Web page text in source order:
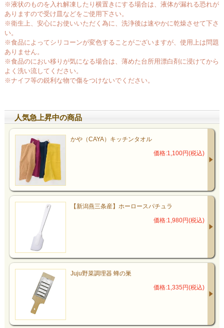
※液状のものを入れ解凍したり横置きにする場合は、液体が漏れる恐れが
ありますので受け皿などをご使用下さい。
※衛生上、安心にお使いいただく為に、洗浄後は速やかに乾燥させて下さ
い。
※食品によってシリコーンが変色することがございますが、使用上は問題
ありません。
※食品のにおい移りが気になる場合は、薄めた台所用漂白剤に浸けてから
よく洗い流してください。
※ナイフ等の鋭利な物で傷をつけないでください。
人気急上昇中の商品
かや（CAYA）キッチンタオル
価格:1,100円(税込)
【新潟燕三条産】ホーロースパチュラ
価格:1,980円(税込)
Juju野菜調理器 蜂の巣
価格:1,335円(税込)